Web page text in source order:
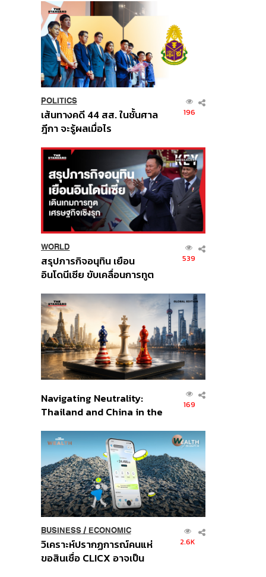
POLITICS
เส้นทางคดี 44 สส. ในชั้นศาล
ฎีกา จะรู้ผลเมื่อไร
196
WORLD
สรุปภารกิจอนุทิน เยือน
อินโดนีเซีย ขับเคลื่อนการทูต
ส่วนยุทธศาสตร์ไทย –
อินโดนีเซีย
539
Navigating Neutrality:
Thailand and China in the
Order
169
BUSINESS/ ECONOMIC
วิเคราะห์ปรากฏการณ์คนแห่
ขอสินเชื่อ CLICX อาจเป็น
2.6K